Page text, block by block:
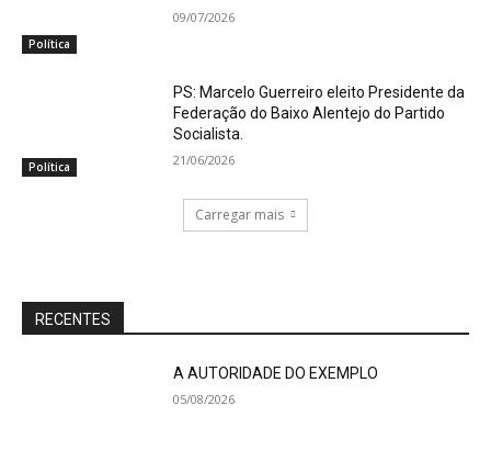
Política
09/07/2026
Política
PS: Marcelo Guerreiro eleito Presidente da
Federação do Baixo Alentejo do Partido
Socialista.
21/06/2026
Carregar mais
RECENTES
A AUTORIDADE DO EXEMPLO
05/08/2026